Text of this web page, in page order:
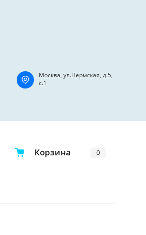
Москва, ул.Пермская, д.5,
с.1
Корзина 0